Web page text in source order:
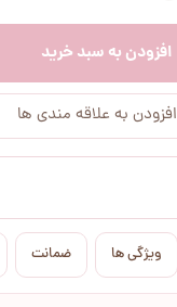
افزودن به سبد خرید
افزودن به علاقه مندی ها
ویژگی ها ضمانت